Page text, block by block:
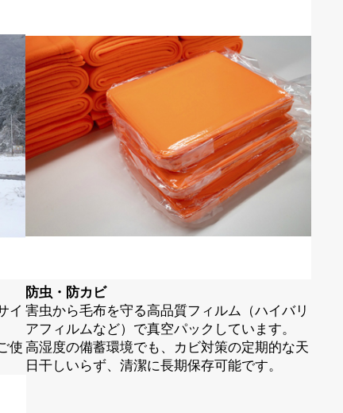
防虫・防カビ
イ
使
害虫から毛布を守る高品質フィルム（ハイバリ
アフィルムなど）で真空パックしています。
高湿度の備蓄環境でも、カビ対策の定期的な天
日干しいらず、清潔に長期保存可能です。